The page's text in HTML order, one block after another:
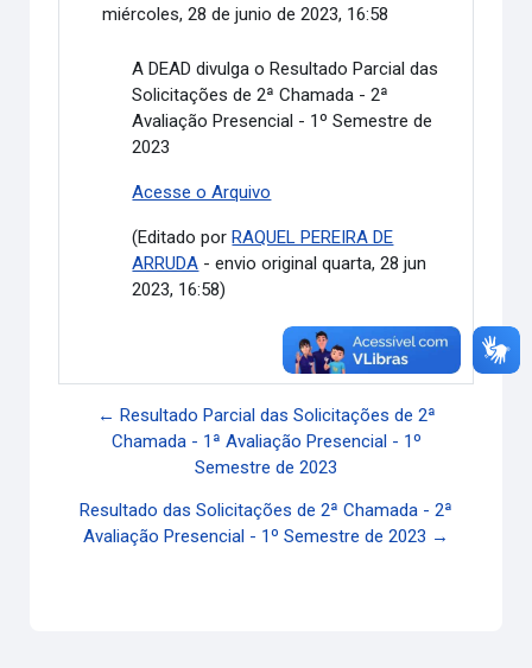
miércoles, 28 de junio de 2023, 16:58
A DEAD divulga o Resultado Parcial das
Solicitações de 2ª Chamada - 2ª
Avaliação Presencial - 1º Semestre de
2023
Acesse o Arquivo
(Editado porRAQUEL PEREIRA DE
ARRUDA - envio original quarta, 28 jun
2023, 16:58)
Enlace permanente
← Resultado Parcial das Solicitações de 2ª
Chamada - 1ª Avaliação Presencial - 1º
Semestre de 2023
Resultado das Solicitações de 2ª Chamada - 2ª
Avaliação Presencial - 1º Semestre de 2023 →